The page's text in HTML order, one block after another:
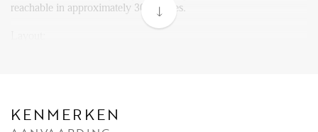
reachable in approximately 30 minutes.
There's also a separate built-in cupboard for extra storage and a
KENMERKEN